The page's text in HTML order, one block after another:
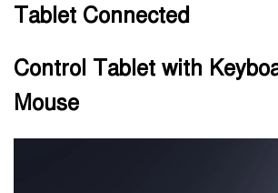
Tablet Connected
Control Tablet with
Mouse